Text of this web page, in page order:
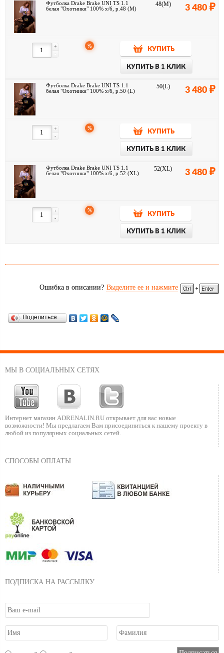
Футболка Drake Brake UNI TS 1.1
белая "Охотники" 100% х/б, р.48 (M)
48(M) 3 480
-
+ %
КУПИТЬ
КУПИТЬ В 1 КЛИК
Футболка Drake Brake UNI TS 1.1
белая "Охотники" 100% х/б, р.50 (L)
50(L) 3 480
-
+ %
КУПИТЬ
КУПИТЬ В 1 КЛИК
Футболка Drake Brake UNI TS 1.1
белая "Охотники" 100% х/б, р.52 (XL)
52(XL) 3 480
-
+ %
КУПИТЬ
КУПИТЬ В 1 КЛИК
Ошибка в описании? Выделите ее и нажмите
Поделиться…
МЫ В СОЦИАЛЬНЫХ СЕТЯХ
Интернет магазин ADRENALIN.RU открывает для вас новые
возможности! Мы предлагаем Вам присоединиться к нашему проекту в
любой из популярных социальных сетей.
СПОСОБЫ ОПЛАТЫ
ПОДПИСКА НА РАССЫЛКУ